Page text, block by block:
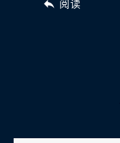
阅读